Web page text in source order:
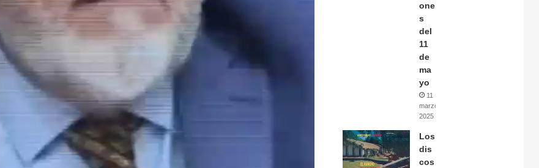
one
s
del
11
de
ma
yo
11
marzo,
2025
Los
dis
cos